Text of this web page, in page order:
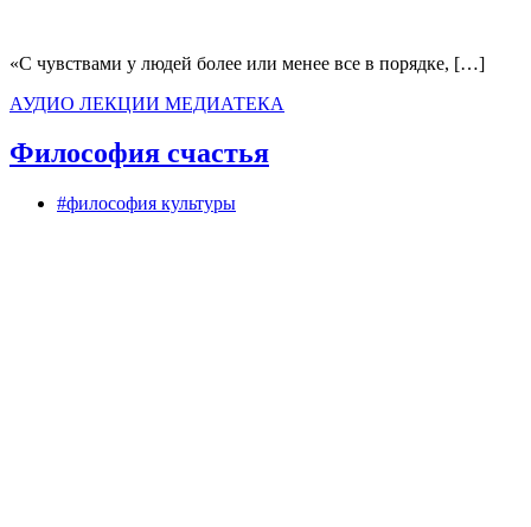
«С чувствами у людей более или менее все в порядке, […]
АУДИО ЛЕКЦИИ МЕДИАТЕКА
Философия счастья
#философия культуры